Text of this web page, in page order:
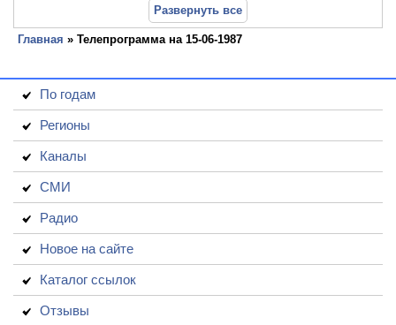
Развернуть все
Главная » Телепрограмма на 15-06-1987
По годам
Регионы
Каналы
СМИ
Радио
Новое на сайте
Каталог ссылок
Отзывы